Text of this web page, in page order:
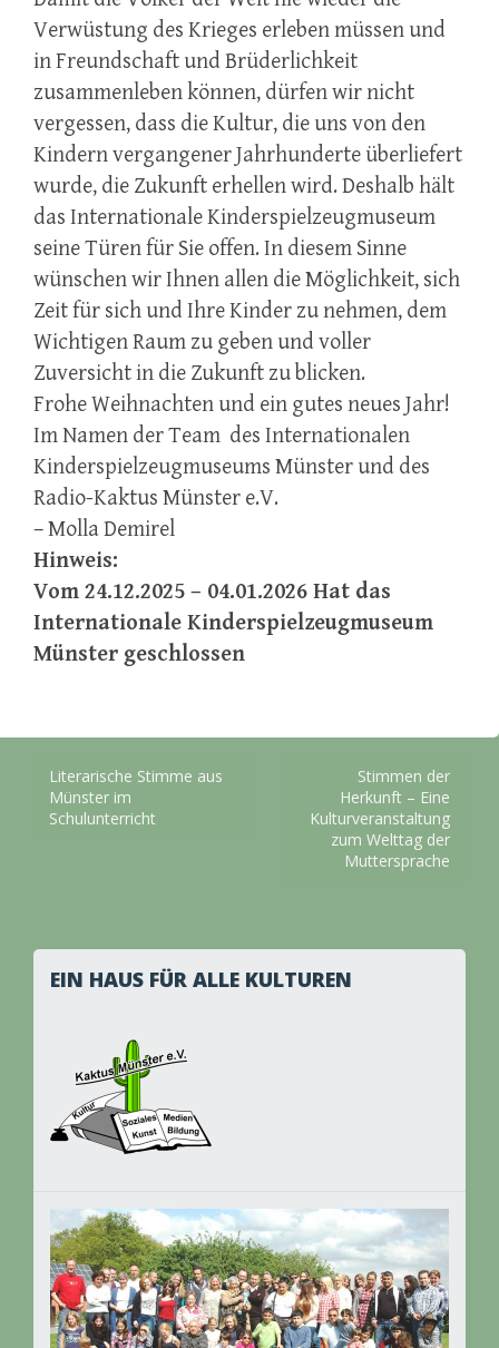
Verwüstung des Krieges erleben müssen und
in Freundschaft und Brüderlichkeit
zusammenleben können, dürfen wir nicht
vergessen, dass die Kultur, die uns von den
Kindern vergangener Jahrhunderte überliefert
wurde, die Zukunft erhellen wird. Deshalb hält
das Internationale Kinderspielzeugmuseum
seine Türen für Sie offen. In diesem Sinne
wünschen wir Ihnen allen die Möglichkeit, sich
Zeit für sich und Ihre Kinder zu nehmen, dem
Wichtigen Raum zu geben und voller
Zuversicht in die Zukunft zu blicken.
Frohe Weihnachten und ein gutes neues Jahr!
Im Namen der Team des Internationalen
Kinderspielzeugmuseums Münster und des
Radio-Kaktus Münster e.V.
– Molla Demirel
Hinweis:
Vom 24.12.2025 – 04.01.2026 Hat das
Internationale Kinderspielzeugmuseum
Münster geschlossen
Beitragsnavigation
Literarische Stimme aus
Münster im
Schulunterricht
Stimmen der
Herkunft – Eine
Kulturveranstaltung
zum Welttag der
Muttersprache
EIN HAUS FÜR ALLE KULTUREN